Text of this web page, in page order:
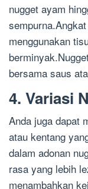
nugget ayam
menggunakan
bersama saus
4. Variasi
Anda juga dapat
atau kentang
dalam adonan
rasa yang lebih
menambahkan